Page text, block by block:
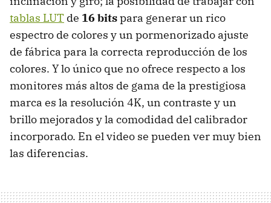
tablas LUT de 16 bitspara generar un rico
espectro de colores y un pormenorizado ajuste
de fábrica para la correcta reproducción de los
colores. Y lo único que no ofrece respecto a los
monitores más altos de gama de la prestigiosa
marca es la resolución 4K, un contraste y un
brillo mejorados y la comodidad del calibrador
incorporado. En el video se pueden ver muy bien
las diferencias.